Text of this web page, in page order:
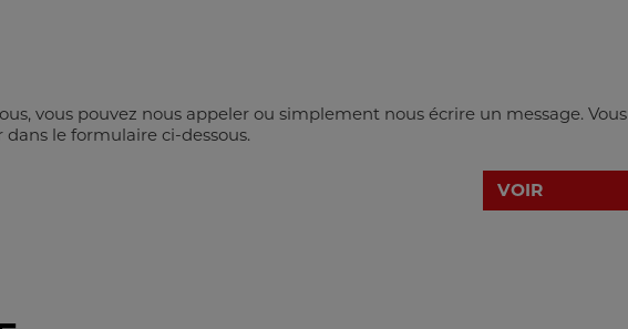
vous pouvez nous appeler ou simplement nous écrire un message. Vous
dans le formulaire ci-dessous.
si vous avez des réclamations ou des demandes de
pas de répondre aux questions concernant les réclamations ou les
VOIR